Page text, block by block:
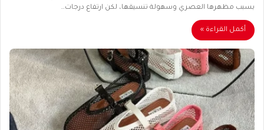
بسبب مظهرها العصري وسهولة تنسيقها، لكن ارتفاع درجات…
أكمل القراءة »